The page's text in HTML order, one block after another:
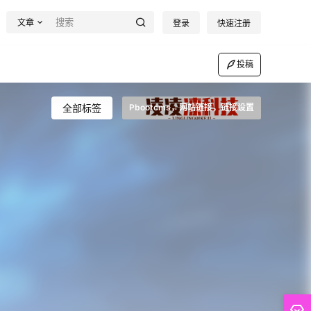
文章 登录 快速注册
投稿
全部标签 Pbootcms，网站链接，链接设置